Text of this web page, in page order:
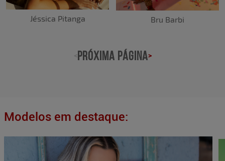
Jéssica Pitanga Bru Barbi
PRÓXIMA PÁGINA>
Modelos em destaque: